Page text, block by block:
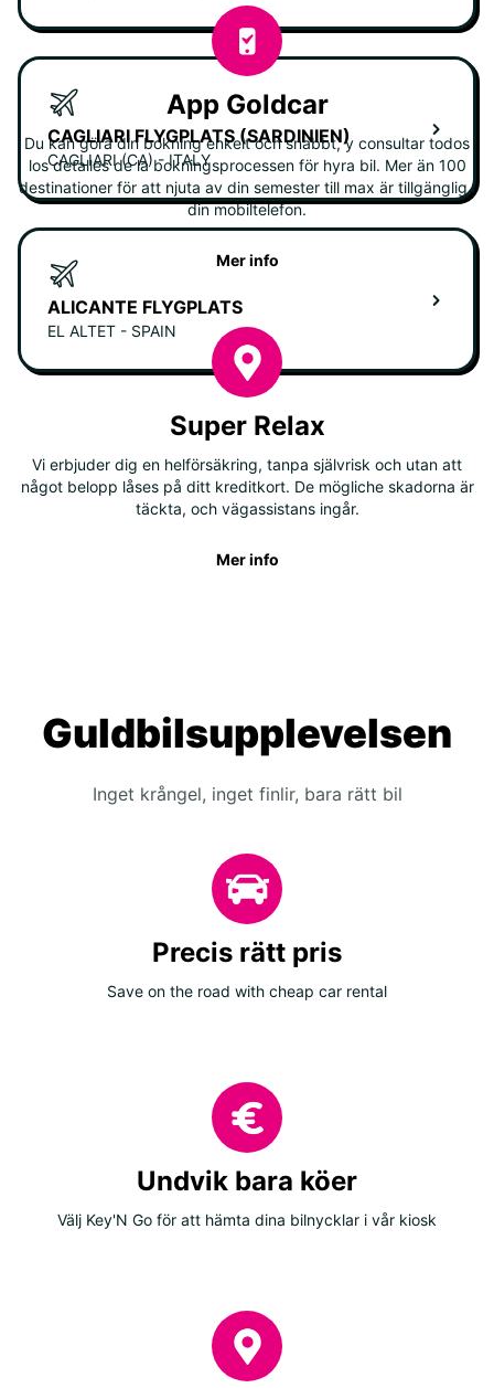
CAGLIARI FLYGPLATS (SARDINIEN)
CAGLIARI (CA) - ITALY
ALICANTE FLYGPLATS
EL ALTET - SPAIN
App Goldcar
Du kan göra din bokning enkelt och snabbt, y consultar todos
los detalles de la bokningsprocessen för hyra bil. Mer än 100
destinationer för att njuta av din semester till max är tillgänglig i
din mobiltelefon.
Mer info
Super Relax
Vi erbjuder dig en helförsäkring, tanpa självrisk och utan att
något belopp låses på ditt kreditkort. De mögliche skadorna är
täckta, och vägassistans ingår.
Mer info
Guldbilsupplevelsen
Inget krångel, inget finlir, bara rätt bil
Precis rätt pris
Save on the road with cheap car rental
Undvik bara köer
Välj Key'N Go för att hämta dina bilnycklar i vår kiosk